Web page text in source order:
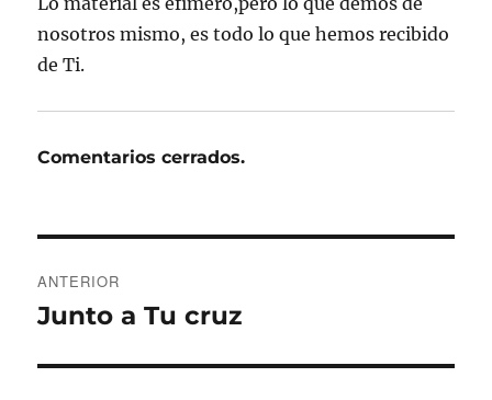
nosotros mismo, es todo lo que hemos recibido
de Ti.
Comentarios cerrados.
de
ANTERIOR
Entrada
Junto a Tu cruz